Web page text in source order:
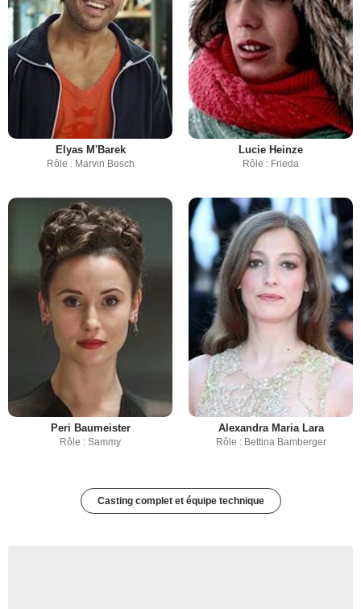
Elyas M'Barek
Rôle : Marvin Bosch
Lucie Heinze
Rôle : Frieda
Peri Baumeister
Rôle : Sammy
Alexandra Maria Lara
Rôle : Bettina Bamberger
Casting complet et équipe technique